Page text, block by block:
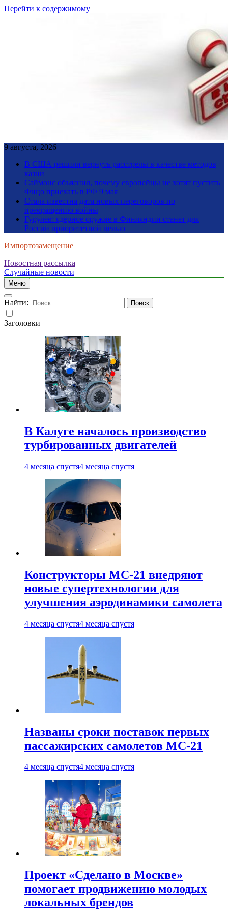
Перейти к содержимому
9 августа, 2026
В США решили вернуть расстрелы в качестве методов
казни
Саймонс объяснил, почему европейцы не хотят пустить
Фицо приехать в РФ 9 мая
Стала известна дата новых переговоров по
прекращению войны
Гурулев: ядерное оружие в Финляндии станет для
России приоритетной целью
Импортозамещение
Новостная рассылка
Случайные новости
Меню
Найти:
Заголовки
В Калуге началось производство
турбированных двигателей
4 месяца спустя4 месяца спустя
Конструкторы МС-21 внедряют
новые супертехнологии для
улучшения аэродинамики самолета
4 месяца спустя4 месяца спустя
Названы сроки поставок первых
пассажирских самолетов МС-21
4 месяца спустя4 месяца спустя
Проект «Сделано в Москве»
помогает продвижению молодых
локальных брендов